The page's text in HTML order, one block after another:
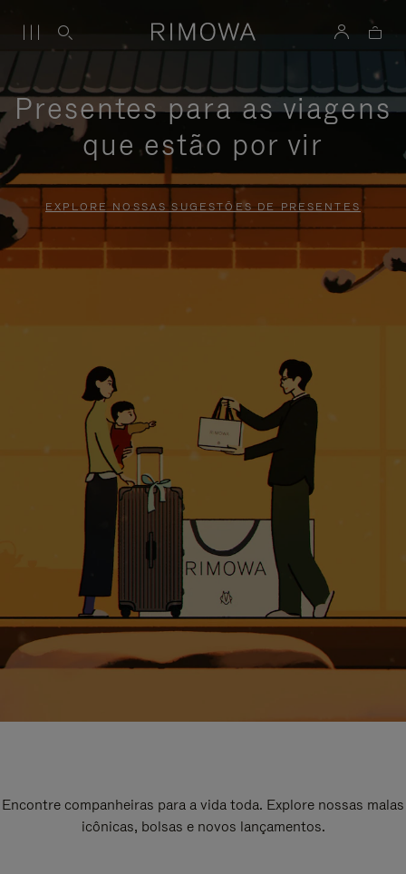
Presentes para as viagens
que estão por vir
EXPLORE NOSSAS SUGESTÕES DE PRESENTES
Encontre companheiras para a vida toda. Explore nossas malas
icônicas, bolsas e novos lançamentos.